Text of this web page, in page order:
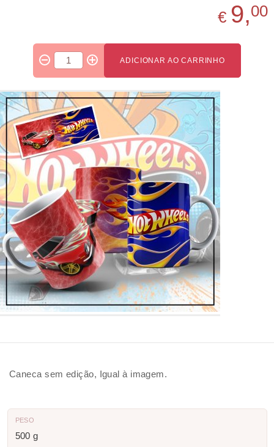
€ 9,00
ADICIONAR AO CARRINHO
Caneca sem edição, Igual à imagem.
PESO
500 g